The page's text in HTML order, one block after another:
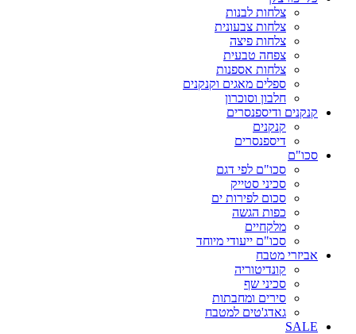
צלחות לבנות
צלחות צבעונית
צלחות פיצה
צפחה טבעית
צלחות אספנות
ספלים מאגים וקנקנים
חלבון וסוכרון
קנקנים ודיספנסרים
קנקנים
דיספנסרים
סכו"ם
סכו"ם לפי דגם
סכיני סטייק
סכום לפירות ים
כפות הגשה
מלקחיים
סכו"ם ייעודי מיוחד
אביזרי מטבח
קונדיטוריה
סכיני שף
סירים ומחבתות
גאדג'טים למטבח
SALE